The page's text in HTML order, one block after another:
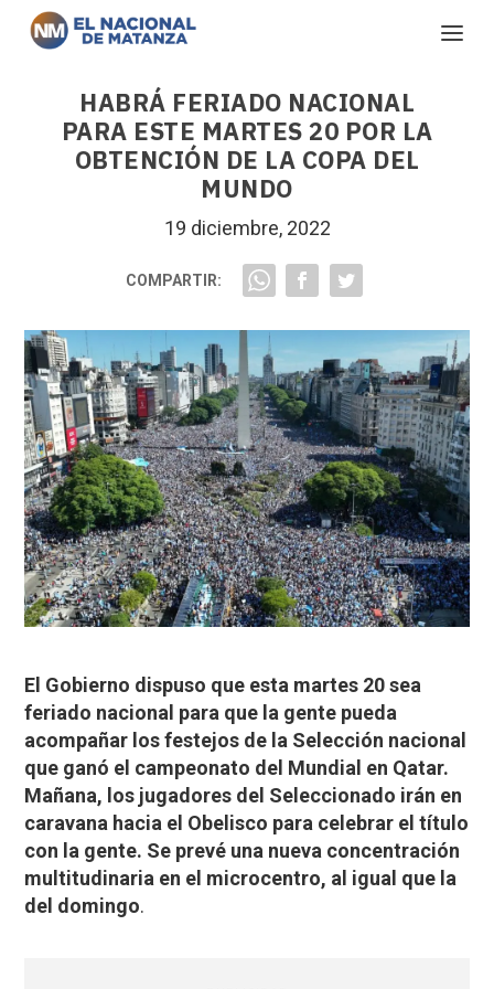
HABRÁ FERIADO NACIONAL
PARA ESTE MARTES 20 POR LA
OBTENCIÓN DE LA COPA DEL
MUNDO
19 diciembre, 2022
COMPARTIR:
El Gobierno dispuso que esta martes 20 sea
feriado nacional para que la gente pueda
acompañar los festejos de la Selección nacional
que ganó el campeonato del Mundial en Qatar.
Mañana, los jugadores del Seleccionado irán en
caravana hacia el Obelisco para celebrar el título
con la gente. Se prevé una nueva concentración
multitudinaria en el microcentro, al igual que la
del domingo.